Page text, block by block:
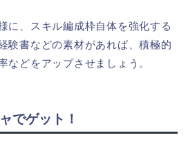
に、スキル編成枠自体を強化する
験書などの素材があれば、積極的
などをアップさせましょう。
でゲット！